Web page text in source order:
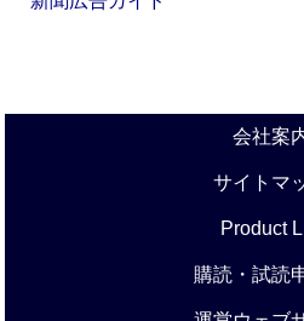
会社案
サイトマ
Product
購読・試読